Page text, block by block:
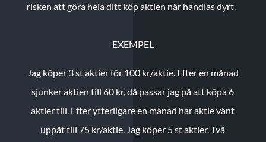
risken att göra hela ditt köp aktien när handlas dyrt.
EXEMPEL
Jag köper 3 st aktier för 100 kr/aktie. Efter en månad
sjunker aktien till 60 kr, då passar jag på att köpa 6
aktier till. Efter ytterligare en månad har aktie vänt
uppåt till 75 kr/aktie. Jag köper 5 st aktier.Två